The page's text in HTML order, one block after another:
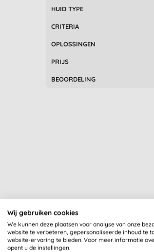
HUID TYPE
CRITERIA
OPLOSSINGEN
PRIJS
BEOORDELING
Wij gebruiken cookies
We kunnen deze plaatsen voor analyse van onze
website te verbeteren, gepersonaliseerde inhoud te
website-ervaring te bieden. Voor meer informatie
opent u de instellingen.